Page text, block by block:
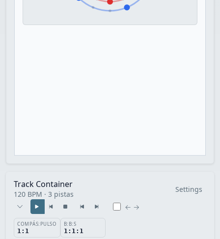
Track Container
120 BPM · 3 pistas
Settings
← →
COMPÁS:PULSO
1:1
B:B:S
1:1:1